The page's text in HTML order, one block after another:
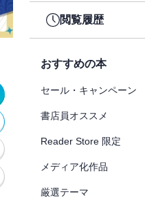
閲覧履歴
おすすめの本
セール・キャンペーン
書店員オススメ
Reader Store 限定
メディア化作品
厳選テーマ